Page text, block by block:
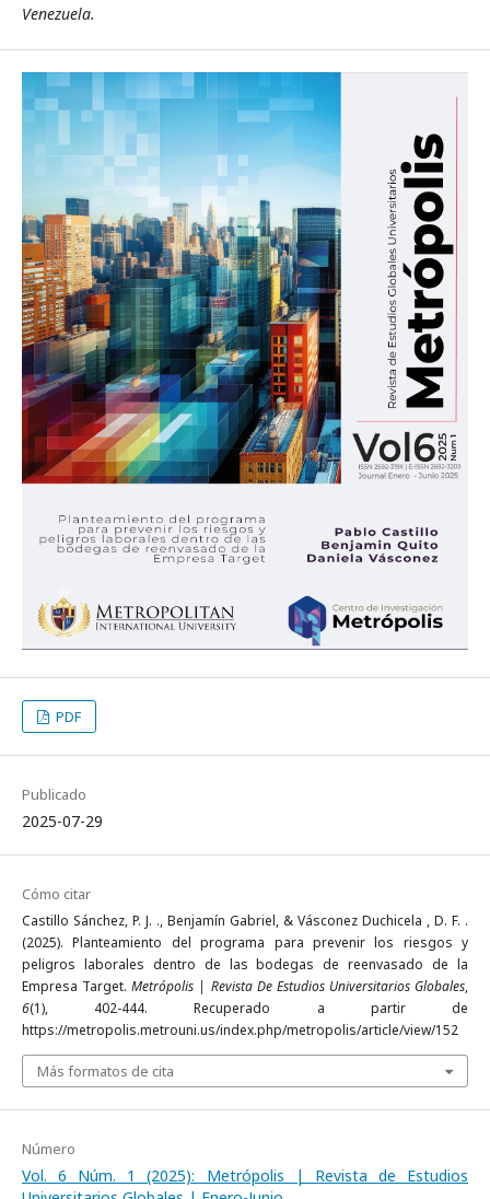
Venezuela.
PDF
Publicado
2025-07-29
Cómo citar
Castillo Sánchez, P. J. ., Benjamín Gabriel, & Vásconez Duchicela , D. F. .
(2025). Planteamiento del programa para prevenir los riesgos y
peligros laborales dentro de las bodegas de reenvasado de la
Empresa Target.Metrópolis | Revista De Estudios Universitarios Globales,
6(1), 402-444. Recuperado a partir de
https://metropolis.metrouni.us/index.php/metropolis/article/view/152
Más formatos de cita
Número
Vol. 6 Núm. 1 (2025): Metrópolis | Revista de Estudios